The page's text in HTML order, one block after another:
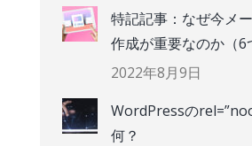
特記記事：なぜ今メ
作成が重要なのか（6
2022年8月9日
WordPressの
何？